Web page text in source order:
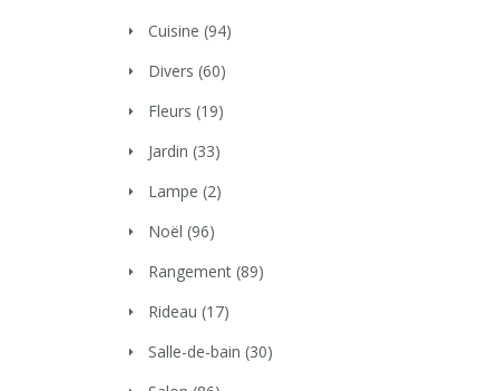
Cuisine (94)
Divers (60)
Fleurs (19)
Jardin (33)
Lampe (2)
Noël (96)
Rangement (89)
Rideau (17)
Salle-de-bain (30)